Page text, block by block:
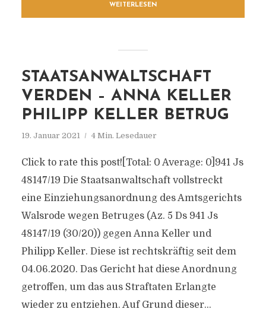
WEITERLESEN
STAATSANWALTSCHAFT
VERDEN – ANNA KELLER
PHILIPP KELLER BETRUG
19. Januar 2021 4 Min. Lesedauer
Click to rate this post![Total: 0 Average: 0]941 Js
48147/​19 Die Staatsanwaltschaft vollstreckt
eine Einziehungsanordnung des Amtsgerichts
Walsrode wegen Betruges (Az. 5 Ds 941 Js
48147/​19 (30/​20)) gegen Anna Keller und
Philipp Keller. Diese ist rechtskräftig seit dem
04.06.2020. Das Gericht hat diese Anordnung
getroffen, um das aus Straftaten Erlangte
wieder zu entziehen. Auf Grund dieser...